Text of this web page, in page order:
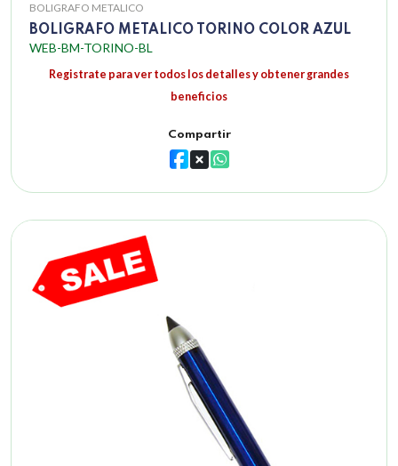
BOLIGRAFO METALICO
BOLIGRAFO METALICO TORINO COLOR AZUL
WEB-BM-TORINO-BL
Registrate para ver todos los detalles y obtener grandes
beneficios
Compartir